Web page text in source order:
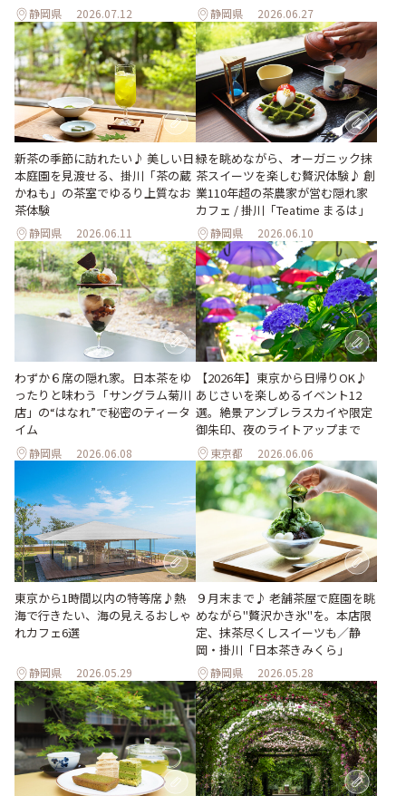
静岡県 2026.07.12 静岡県 2026.06.27
新茶の季節に訪れたい♪ 美しい日
本庭園を見渡せる、掛川「茶の蔵
かねも」の茶室でゆるり上質なお
茶体験
静岡県 2026.06.11
緑を眺めながら、オーガニック抹
茶スイーツを楽しむ贅沢体験♪ 創
業110年超の茶農家が営む隠れ家
カフェ / 掛川「Teatime まるは」
静岡県 2026.06.10
わずか６席の隠れ家。日本茶をゆ
ったりと味わう「サングラム菊川
店」の“はなれ”で秘密のティータ
イム
静岡県 2026.06.08
【2026年】東京から日帰りOK♪
あじさいを楽しめるイベント12
選。絶景アンブレラスカイや限定
御朱印、夜のライトアップまで
東京都 2026.06.06
東京から1時間以内の特等席♪熱
海で行きたい、海の見えるおしゃ
れカフェ6選
静岡県 2026.05.29
９月末まで♪ 老舗茶屋で庭園を眺
めながら"贅沢かき氷"を。本店限
定、抹茶尽くしスイーツも／静
岡・掛川「日本茶きみくら」
静岡県 2026.05.28